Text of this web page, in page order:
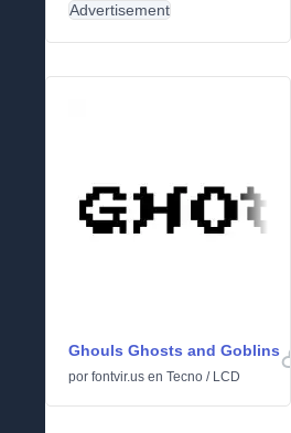
Advertisement
Ghouls Ghosts and Goblins
por fontvir.us en Tecno / LCD